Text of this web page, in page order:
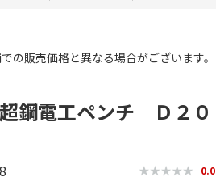
の販売価格と異なる場合がございます。
鋼電工ペンチ Ｄ２０
0.0